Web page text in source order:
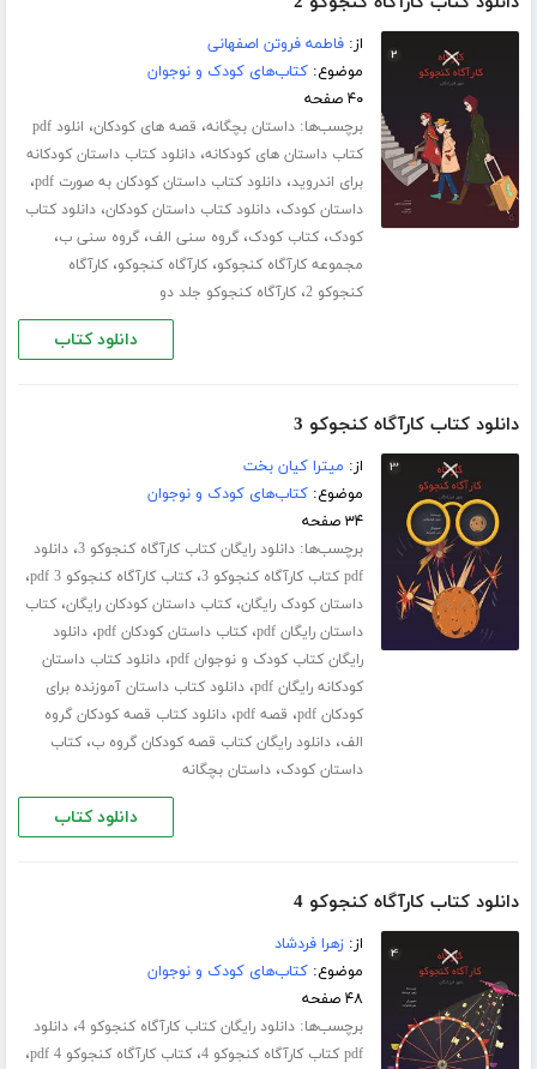
از:فاطمه فروتن اصفهانی
موضوع:کتاب‌های کودک و نوجوان
۴۰ صفحه
برچسب‌ها:داستان بچگانه، قصه های کودکان،
انلود pdf
کتاب داستان های کودکانه،دانلود کتاب داستان کودکانه
برای اندروید،دانلود کتاب داستان کودکان به صورت pdf ،
داستان کودک،دانلود کتاب داستان کودکان،دانلود کتاب
کودک،کتاب کودک،گروه سنی الف،گروه سنی ب،
مجموعه کارآگاه کنجوکو،کارآگاه کنجوکو،کارآگاه
کنجوکو 2 ،کارآگاه کنجوکو جلد دو
دانلود کتاب
دانلود کتاب کارآگاه کنجوکو 3
از: میترا کیان بخت
موضوع:کتاب‌های کودک و نوجوان
۳۴ صفحه
برچسب‌ها:دانلود رایگان کتاب کارآگاه کنجوکو 3 ،دانلود
pdf کتاب کارآگاه کنجوکو 3
،کتاب کارآگاه کنجوکو 3 pdf ،
داستان کودک رایگان،کتاب داستان کودکان رایگان،کتاب
داستان رایگان pdf
،کتاب داستان کودکان pdf ،دانلود
رایگان کتاب کودک و نوجوان pdf
،دانلود کتاب داستان
کودکانه رایگان pdf
،دانلود کتاب داستان آموزنده برای
کودکان pdf
، قصه pdf ،دانلود کتاب قصه کودکان گروه
الف،دانلود رایگان کتاب قصه کودکان گروه ب،کتاب
داستان کودک،داستان بچگانه
دانلود کتاب
دانلود کتاب کارآگاه کنجوکو 4
از:زهرا فردشاد
موضوع:کتاب‌های کودک و نوجوان
۴۸ صفحه
برچسب‌ها:دانلود رایگان کتاب کارآگاه کنجوکو 4 ،دانلود
pdf کتاب کارآگاه کنجوکو 4
،کتاب کارآگاه کنجوکو 4 pdf ،